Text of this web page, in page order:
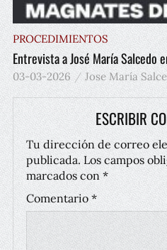
PROCEDIMIENTOS
Entrevista a José María Salcedo
03-03-2026 Jose María
ESCRIBIR
Tu dirección de correo
publicada. Los campos
marcados con*
Comentario*